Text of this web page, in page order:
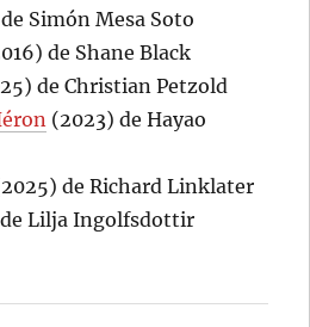
Simón Mesa Soto
de Shane Black
de Christian Petzold
(2023) de Hayao
de Richard Linklater
Lilja Ingolfsdottir